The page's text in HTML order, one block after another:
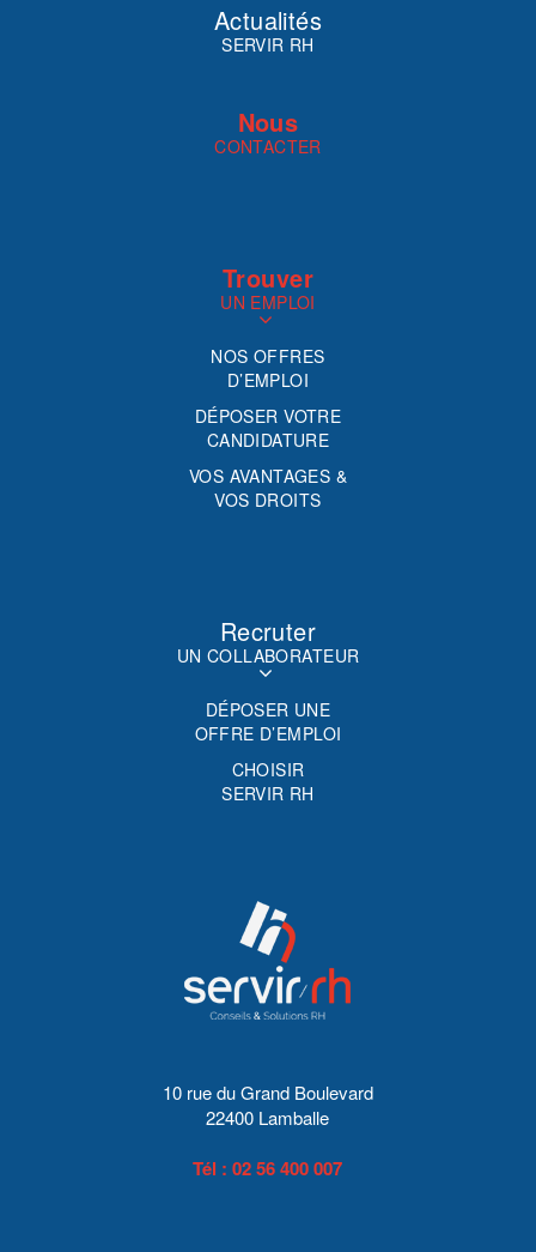
Actualités
SERVIR RH
Nous
CONTACTER
Trouver
UN EMPLOI
NOS OFFRES
D’EMPLOI
DÉPOSER VOTRE
CANDIDATURE
VOS AVANTAGES &
VOS DROITS
Recruter
UN COLLABORATEUR
DÉPOSER UNE
OFFRE D’EMPLOI
CHOISIR
SERVIR RH
10 rue du Grand Boulevard
22400 Lamballe
Tél : 02 56 400 007